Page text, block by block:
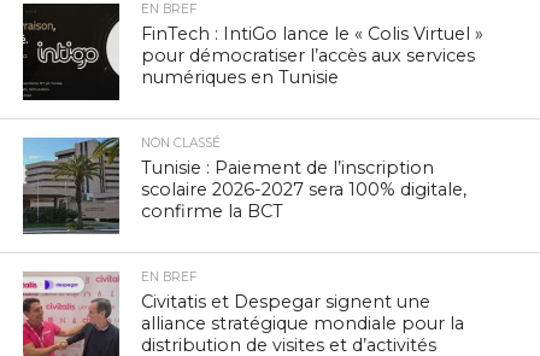
EN BREF
FinTech : IntiGo lance le « Colis Virtuel »
pour démocratiser l’accès aux services
numériques en Tunisie
NON CLASSÉ
Tunisie : Paiement de l’inscription
scolaire 2026-2027 sera 100% digitale,
confirme la BCT
EN BREF
Civitatis et Despegar signent une
alliance stratégique mondiale pour la
distribution de visites et d’activités